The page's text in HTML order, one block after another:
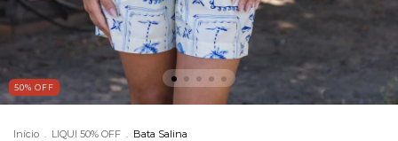
50% OFF
Início . LIQUI 50% OFF . Bata Salina